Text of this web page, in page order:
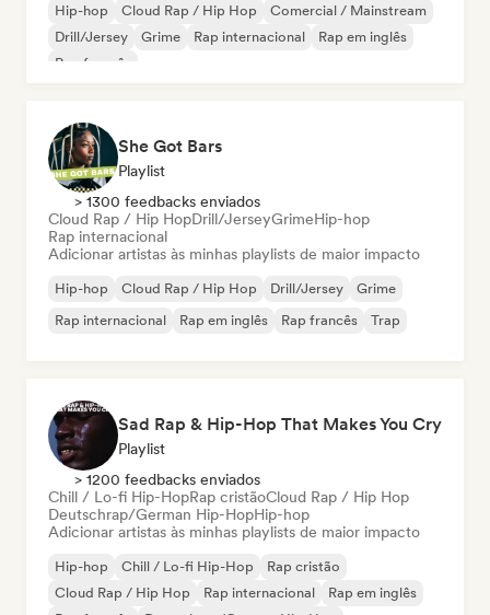
Hip-hop Cloud Rap / Hip Hop
Comercial / Mainstream
Drill/Jersey
Grime Rap internacional
Rap em inglês
Rap francês
She Got Bars
Playlist
> 1300 feedbacks enviados
Cloud Rap / Hip HopDrill/JerseyGrimeHip-hop
Rap internacional
Adicionar artistas às minhas playlists de maior impacto
Hip-hop Cloud Rap / Hip Hop Drill/Jersey
Grime
Rap internacional
Rap em inglês Rap francês Trap
Sad Rap & Hip-Hop That Makes You Cry
Playlist
> 1200 feedbacks enviados
Chill / Lo-fi Hip-HopRap cristãoCloud Rap / Hip Hop
Deutschrap/German Hip-HopHip-hop
Adicionar artistas às minhas playlists de maior impacto
Hip-hop Chill / Lo-fi Hip-Hop
Rap cristão
Cloud Rap / Hip Hop
Rap internacional
Rap em inglês